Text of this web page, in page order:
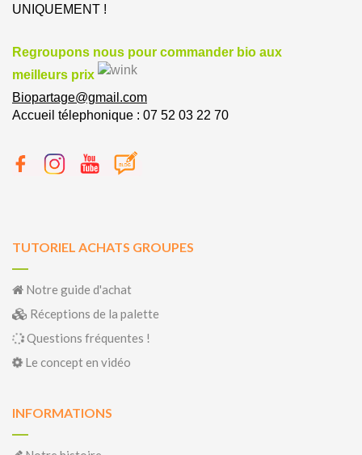
UNIQUEMENT !
Regroupons nous pour commander bio aux
meilleurs prix
Biopartage@gmail.com
Accueil télephonique : 07 52 03 22 70
TUTORIEL ACHATS GROUPES
Notre guide d'achat
Réceptions de la palette
Questions fréquentes !
Le concept en vidéo
INFORMATIONS